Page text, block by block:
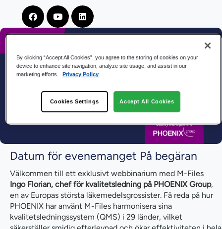
Datum för evenemanget På begäran
Välkommen till ett exklusivt webbinarium med M-Files
Ingo Florian, chef för kvalitetsledning på PHOENIX Group,
en av Europas största läkemedelsgrossister. Få reda på hur
PHOENIX har använt M-Files harmonisera sina
kvalitetsledningssystem (QMS) i 29 länder, vilket
By clicking “Accept All Cookies”, you agree to the storing of cookies on your
device to enhance site navigation, analyze site usage, and assist in our
marketing efforts.
Privacy Policy
Cookies Settings Accept All Cookies